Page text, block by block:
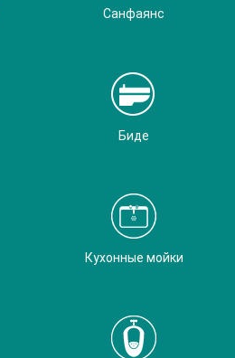
Санфаянс
Биде
Кухонные мойки